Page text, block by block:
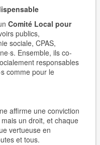
Comité Local pour
publics,
sociale, CPAS,
Ensemble, ils co-
responsables
comme pour le
affirme une conviction
mais un droit, et chaque
vertueuse en
et tous.